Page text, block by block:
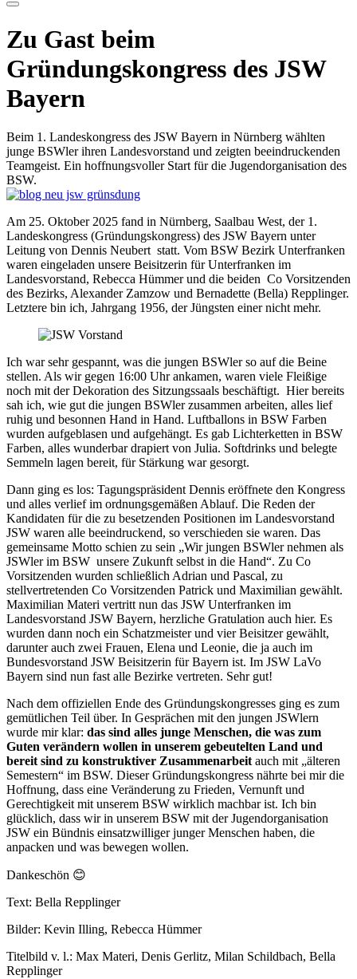
Zu Gast beim
Gründungskongress des JSW
Bayern
Beim 1. Landeskongress des JSW Bayern in Nürnberg wählten
junge BSWler ihren Landesvorstand und zeigten beeindruckenden
Teamgeist. Ein hoffnungsvoller Start für die Jugendorganisation des
BSW.
Am 25. Oktober 2025 fand in Nürnberg, Saalbau West, der 1.
Landeskongress (Gründungskongress) des JSW Bayern unter
Leitung von Dennis Neubert statt. Vom BSW Bezirk Unterfranken
waren eingeladen unsere Beisitzerin für Unterfranken im
Landesvorstand, Rebecca Hümmer und die beiden Co Vorsitzenden
des Bezirks, Alexander Zamzow und Bernadette (Bella) Repplinger.
Letztere bin ich, Jahrgang 1956, der Jüngsten einer nicht mehr.
Ich war sehr gespannt, was die jungen BSWler so auf die Beine
stellen. Als wir gegen 16:00 Uhr ankamen, waren viele Fleißige
noch mit der Dekoration des Sitzungssaals beschäftigt. Hier bereits
sah ich, wie gut die jungen BSWler zusammen arbeiten, alles lief
ruhig und besonnen Hand in Hand. Luftballons in BSW Farben
wurden aufgeblasen und aufgehängt. Es gab Lichterketten in BSW
Farben, alles wunderbar drapiert von Julia. Softdrinks und belegte
Semmeln lagen bereit, für Stärkung war gesorgt.
Dann ging es los: Tagungspräsident Dennis eröffnete den Kongress
und alles verlief im ordnungsgemäßen Ablauf. Die Reden der
Kandidaten für die zu besetzenden Positionen im Landesvorstand
JSW waren alle beeindruckend, so verschieden sie waren. Das
gemeinsame Motto schien zu sein „Wir jungen BSWler nehmen als
JSWler im BSW unsere Zukunft selbst in die Hand“. Zu Co
Vorsitzenden wurden schließlich Adrian und Pascal, zu
stellvertretenden Co Vorsitzenden Patrick und Maximilian gewählt.
Maximilian Materi vertritt nun das JSW Unterfranken im
Landesvorstand JSW Bayern, herzliche Gratulation auch hier. Es
wurden dann noch ein Schatzmeister und vier Beisitzer gewählt,
darunter auch zwei Frauen, Elena und Leonie, die ja auch im
Bundesvorstand JSW Beisitzerin für Bayern ist. Im JSW LaVo
Bayern sind nun fast alle Bezirke vertreten. Sehr gut!
Nach dem offiziellen Ende des Gründungskongresses ging es zum
gemütlichen Teil über. In Gesprächen mit den jungen JSWlern
wurde mir klar: das sind alles junge Menschen, die was zum
Guten verändern wollen in unserem gebeutelten Land und
bereit sind zu konstruktiver Zusammenarbeit auch mit „älteren
Semestern“ im BSW. Dieser Gründungskongress nährte bei mir die
Hoffnung, dass eine Veränderung zu Frieden, Vernunft und
Gerechtigkeit mit unserem BSW wirklich machbar ist. Ich bin
glücklich, dass wir in unserem BSW mit der Jugendorganisation
JSW ein Bündnis einsatzwilliger junger Menschen haben, die
anpacken und was bewegen wollen.
Dankeschön 😊
Text: Bella Repplinger
Bilder: Kevin Illing, Rebecca Hümmer
Titelbild v. l.: Max Materi, Denis Gerlitz, Milan Schildbach, Bella
Repplinger